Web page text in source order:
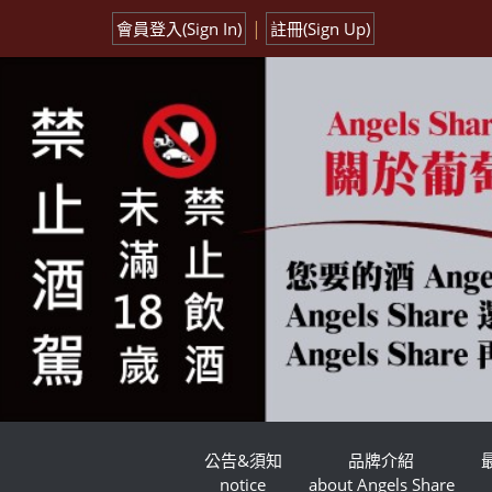
會員登入(Sign In) | 註冊(Sign Up)
公告&須知
notice
品牌介紹
about Angels Share